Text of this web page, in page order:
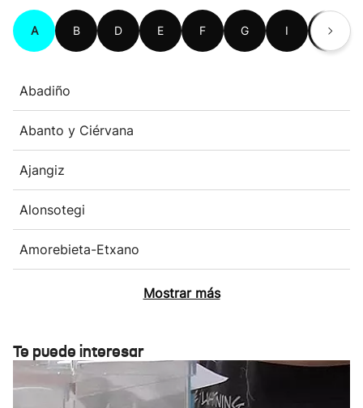
A B D E F G I K
Abadiño
Abanto y Ciérvana
Ajangiz
Alonsotegi
Amorebieta-Etxano
Mostrar más
Te puede interesar